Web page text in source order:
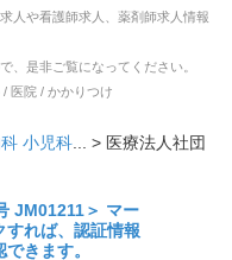
人や看護師求人、薬剤師求人情報
、是非ご覧になってください。
医院 / かかりつけ
小児科 ... > 医療法人社団